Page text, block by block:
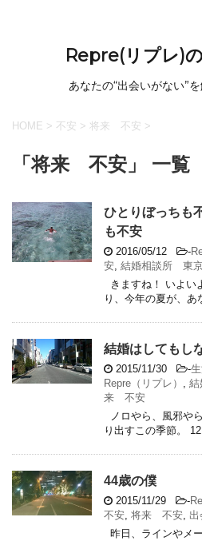
Repre(リプレ)
あなたの“出会いがない”
HOME > 不安 > 将来 不安 >
「将来 不安」 一覧
ひとりぼっちも
も不安
2016/05/12 -
安, 結婚相談所 東
きますね！ いよい
り、今年の夏が、あ
結婚はしてもし
2015/11/30 -
Repre（リプレ） , 結
来 不安
ノロやら、風邪や
り出すこの季節。
44歳の僕
2015/11/29 -
不安, 将来 不安,
昨日、ラインやメ